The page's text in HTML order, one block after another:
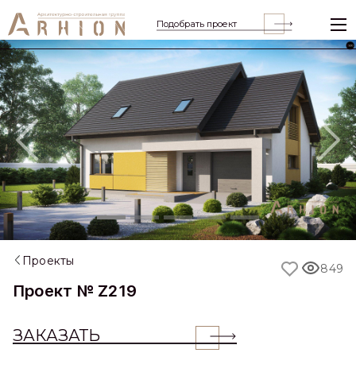
Подобрать проект
Previous
Проекты
Проект № Z219
ЗАКАЗАТЬ
849